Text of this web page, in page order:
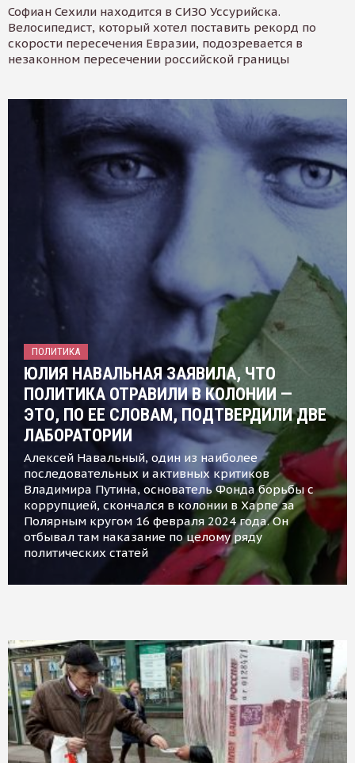
Софиан Сехили находится в СИЗО Уссурийска.
Велосипедист, который хотел поставить рекорд по
скорости пересечения Евразии, подозревается в
незаконном пересечении российской границы
ПОЛИТИКА
ЮЛИЯ НАВАЛЬНАЯ ЗАЯВИЛА, ЧТО
ПОЛИТИКА ОТРАВИЛИ В КОЛОНИИ —
ЭТО, ПО ЕЕ СЛОВАМ, ПОДТВЕРДИЛИ ДВЕ
ЛАБОРАТОРИИ
Алексей Навальный, один из наиболее
последовательных и активных критиков
Владимира Путина, основатель Фонда борьбы с
коррупцией, скончался в колонии в Харпе за
Полярным кругом 16 февраля 2024 года. Он
отбывал там наказание по целому ряду
политических статей